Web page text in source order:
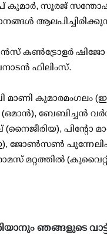
കുമാർ, സൂരജ്
കൺട്രോളർ ഷിജോ
ഫിലിംസ്.
കുമാരമംഗലം
ബേബിച്ചൻ
പിന്റോ
ജോൺസൺ
മറ്റത്തിൽ
ഞങ്ങളുടെ